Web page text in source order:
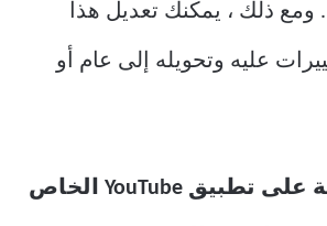
ومع ذلك ، يمكنك تعديل هذا
عليه وتحويله إلى عام أو
هذه هي العملية على تطبيق YouTube الخاص